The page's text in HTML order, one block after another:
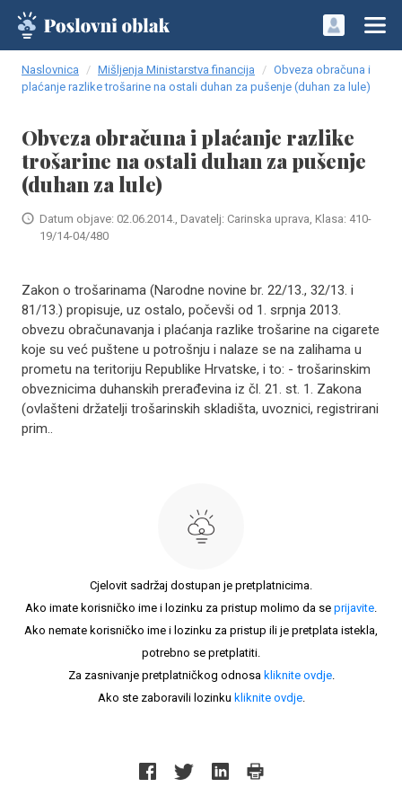
Naslovnica Mišljenja Ministarstva financija
Obveza obračuna i
plaćanje razlike trošarine na ostali duhan za pušenje (duhan za lule)
Obveza obračuna i plaćanje razlike
trošarine na ostali duhan za pušenje
(duhan za lule)
Datum objave: 02.06.2014., Davatelj: Carinska uprava, Klasa: 410-
19/14-04/480
Zakon o trošarinama (Narodne novine br. 22/13., 32/13. i
81/13.) propisuje, uz ostalo, počevši od 1. srpnja 2013.
obvezu obračunavanja i plaćanja razlike trošarine na cigarete
koje su već puštene u potrošnju i nalaze se na zalihama u
prometu na teritoriju Republike Hrvatske, i to: - trošarinskim
obveznicima duhanskih prerađevina iz čl. 21. st. 1. Zakona
(ovlašteni držatelji trošarinskih skladišta, uvoznici, registrirani
prim..
Cjelovit sadržaj dostupan je pretplatnicima.
Ako imate korisničko ime i lozinku za pristup molimo da se prijavite.
Ako nemate korisničko ime i lozinku za pristup ili je pretplata istekla,
potrebno se pretplatiti.
Za zasnivanje pretplatničkog odnosa kliknite ovdje.
Ako ste zaboravili lozinku kliknite ovdje.